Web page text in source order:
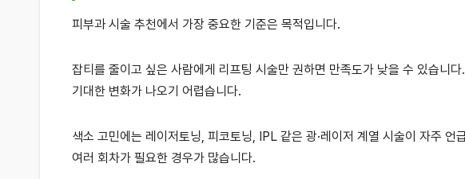
피부과 시술 추천에서 가장 중요한 기준은 목적입니다.
잡티를 줄이고 싶은 사람에게 리프팅 시술만 권하면 만족도가 낮을 수 있습니
기대한 변화가 나오기 어렵습니다.
색소 고민에는 레이저토닝, 피코토닝, IPL 같은 광·레이저 계열 시술이 자주
여러 회차가 필요한 경우가 많습니다.